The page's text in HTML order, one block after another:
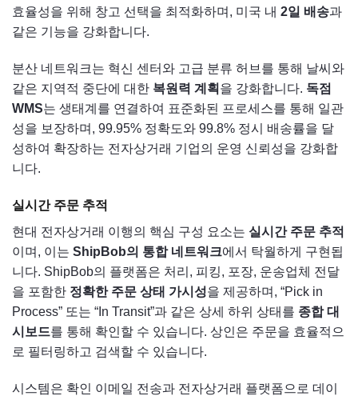
효율성을 위해 창고 선택을 최적화하며, 미국 내 2일 배송과
같은 기능을 강화합니다.
분산 네트워크는 혁신 센터와 고급 분류 허브를 통해 날씨와
같은 지역적 중단에 대한 복원력 계획 을 강화합니다. 독점
WMS는 생태계를 연결하여 표준화된 프로세스를 통해 일관
성을 보장하며, 99.95% 정확도와 99.8% 정시 배송률을 달
성하여 확장하는 전자상거래 기업의 운영 신뢰성을 강화합
니다.
실시간 주문 추적
현대 전자상거래 이행의 핵심 구성 요소는 실시간 주문 추적
이며, 이는 ShipBob의 통합 네트워크에서 탁월하게 구현됩
니다. ShipBob의 플랫폼은 처리, 피킹, 포장, 운송업체 전달
을 포함한 정확한 주문 상태 가시성을 제공하며, “Pick in
Process” 또는 “In Transit”과 같은 상세 하위 상태를 종합 대
시보드를 통해 확인할 수 있습니다. 상인은 주문을 효율적으
로 필터링하고 검색할 수 있습니다.
시스템은 확인 이메일 전송과 전자상거래 플랫폼으로 데이